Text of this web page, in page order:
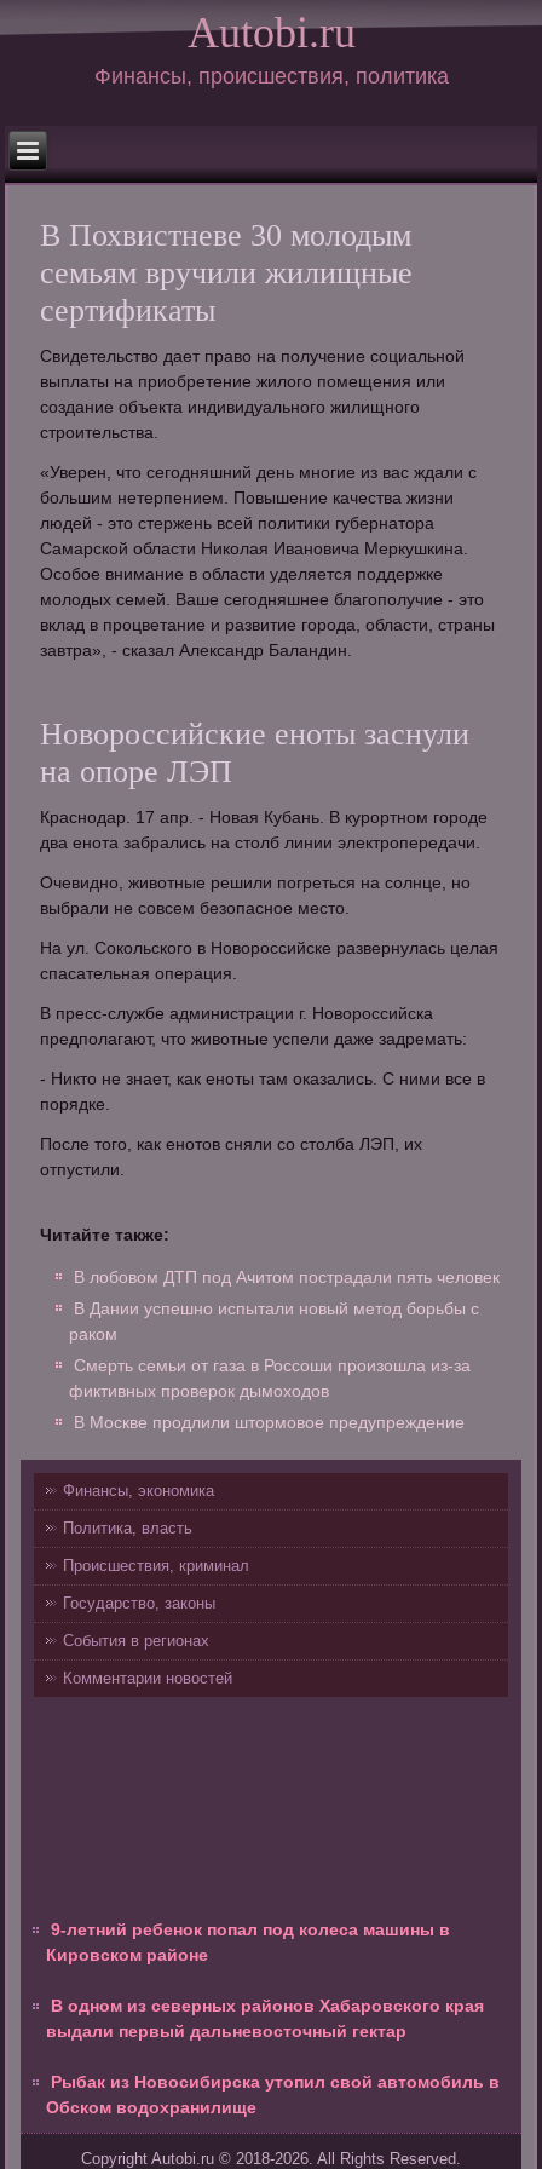
Autobi.ru
Финансы, происшествия, политика
В Похвистневе 30 молодым
семьям вручили жилищные
сертификаты
Свидетельство дает право на получение социальной
выплаты на приобретение жилого помещения или
создание объекта индивидуального жилищного
строительства.
«Уверен, что сегодняшний день многие из вас ждали с
большим нетерпением. Повышение качества жизни
людей - это стержень всей политики губернатора
Самарской области Николая Ивановича Меркушкина.
Особое внимание в области уделяется поддержке
молодых семей. Ваше сегодняшнее благополучие - это
вклад в процветание и развитие города, области, страны
завтра», - сказал Александр Баландин.
Новороссийские еноты заснули
на опоре ЛЭП
Краснодар. 17 апр. - Новая Кубань. В курортном городе
два енота забрались на столб линии электропередачи.
Очевидно, животные решили погреться на солнце, но
выбрали не совсем безопасное место.
На ул. Сокольского в Новороссийске развернулась целая
спасательная операция.
В пресс-службе администрации г. Новороссийска
предполагают, что животные успели даже задремать:
- Никто не знает, как еноты там оказались. С ними все в
порядке.
После того, как енотов сняли со столба ЛЭП, их
отпустили.
Читайте также:
В лобовом ДТП под Ачитом пострадали пять человек
В Дании успешно испытали новый метод борьбы с
раком
Смерть семьи от газа в Россоши произошла из-за
фиктивных проверок дымоходов
В Москве продлили штормовое предупреждение
Финансы, экономика
Политика, власть
Происшествия, криминал
Государство, законы
События в регионах
Комментарии новостей
9-летний ребенок попал под колеса машины в
Кировском районе
В одном из северных районов Хабаровского края
выдали первый дальневосточный гектар
Рыбак из Новосибирска утопил свой автомобиль в
Обском водохранилище
Copyright Autobi.ru © 2018-2026. All Rights Reserved.